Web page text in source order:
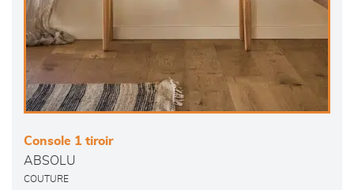
Console 1 tiroir
ABSOLU
COUTURE